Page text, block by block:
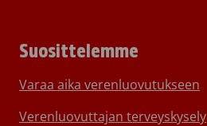
Suosittelemme
Varaa aika verenluovutukseen
Verenluovuttajan terveyskysely